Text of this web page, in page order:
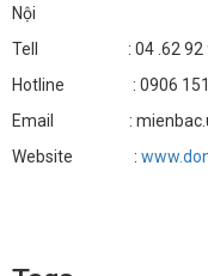
Nội
Tell : 04 .62 92
Hotline : 0906 151
Email :
Website :